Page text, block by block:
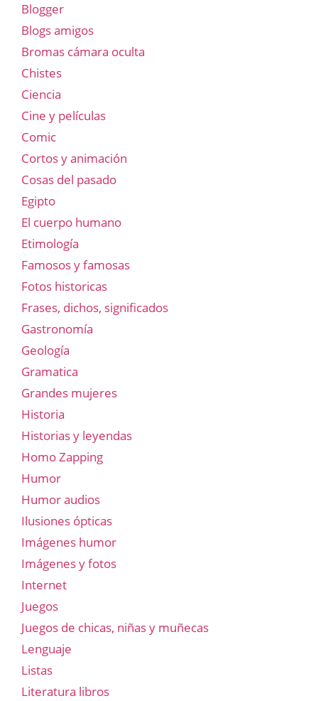
Blogger
Blogs amigos
Bromas cámara oculta
Chistes
Ciencia
Cine y películas
Comic
Cortos y animación
Cosas del pasado
Egipto
El cuerpo humano
Etimología
Famosos y famosas
Fotos historicas
Frases, dichos, significados
Gastronomía
Geología
Gramatica
Grandes mujeres
Historia
Historias y leyendas
Homo Zapping
Humor
Humor audios
Ilusiones ópticas
Imágenes humor
Imágenes y fotos
Internet
Juegos
Juegos de chicas, niñas y muñecas
Lenguaje
Listas
Literatura libros